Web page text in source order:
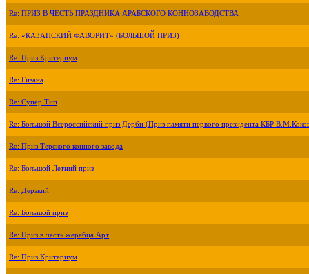
Re: ПРИЗ В ЧЕСТЬ ПРАЗДНИКА АРАБСКОГО КОННОЗАВОДСТВА
Re: «КАЗАНСКИЙ ФАВОРИТ» (БОЛЬШОЙ ПРИЗ)
Re: Приз Критериум
Re: Гизана
Re: Супер Тип
Re: Большой Всероссийский приз Дерби (Приз памяти первого президента КБР
Re: Приз Терского конного завода
Re: Большой Летний приз
Re: Дерзкий
Re: Большой приз
Re: Приз в честь жеребца Арт
Re: Приз Критериум